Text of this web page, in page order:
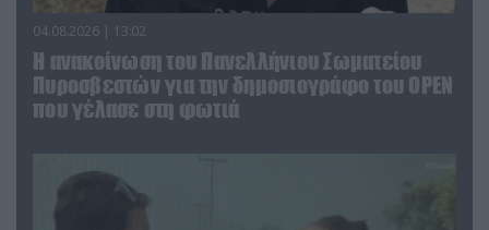
04.08.2026 | 13:02
Η ανακοίνωση του Πανελλήνιου Σωματείου
Πυροσβεστών για την δημοσιογράφο του OPEN
που γέλασε στη φωτιά